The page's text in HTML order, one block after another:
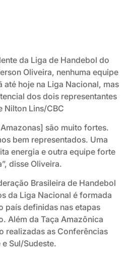
da Liga de Handebol do
Oliveira, nenhuma equipe
até hoje na Liga Nacional, mas
dos dois representantes
Nilton Lins/CBC
são muito fortes.
bem representados. Uma
energia e outra equipe forte
disse Oliveira.
Brasileira de Handebol
da Liga Nacional é formada
país definidas nas etapas
Além da Taça Amazônica
realizadas as Conferências
Sul/Sudeste.